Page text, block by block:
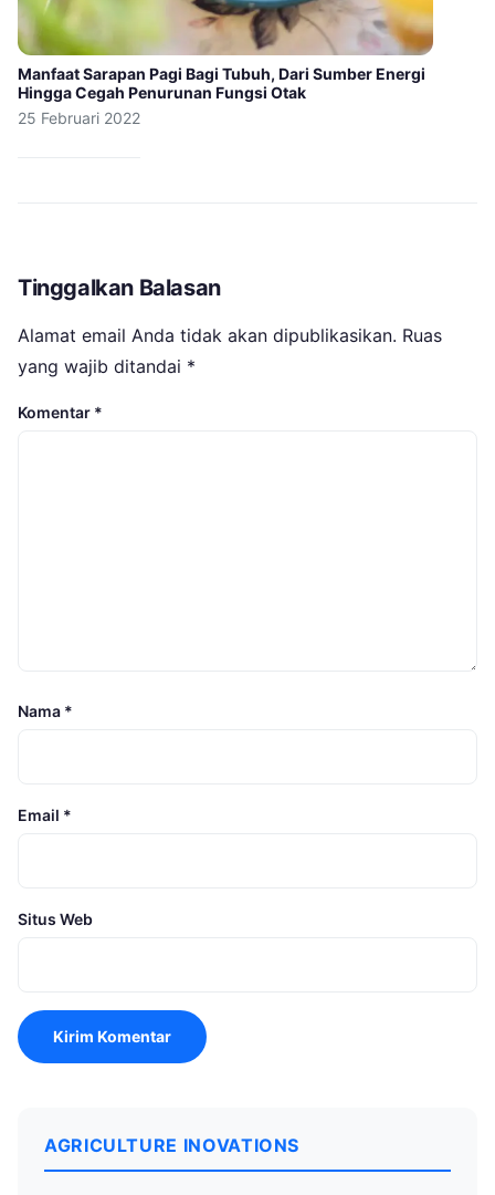
Manfaat Sarapan Pagi Bagi Tubuh, Dari Sumber Energi
Hingga Cegah Penurunan Fungsi Otak
25 Februari 2022
Tinggalkan Balasan
Alamat email Anda tidak akan dipublikasikan. Ruas
yang wajib ditandai *
Komentar *
Nama *
Email *
Situs Web
AGRICULTURE INOVATIONS